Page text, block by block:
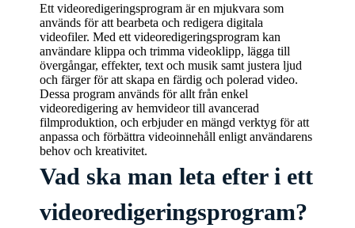
Ett videoredigeringsprogram är en mjukvara som
används för att bearbeta och redigera digitala
videofiler. Med ett videoredigeringsprogram kan
användare klippa och trimma videoklipp, lägga till
övergångar, effekter, text och musik samt justera ljud
och färger för att skapa en färdig och polerad video.
Dessa program används för allt från enkel
videoredigering av hemvideor till avancerad
filmproduktion, och erbjuder en mängd verktyg för att
anpassa och förbättra videoinnehåll enligt användarens
behov och kreativitet.
Vad ska man leta efter i ett
videoredigeringsprogram?